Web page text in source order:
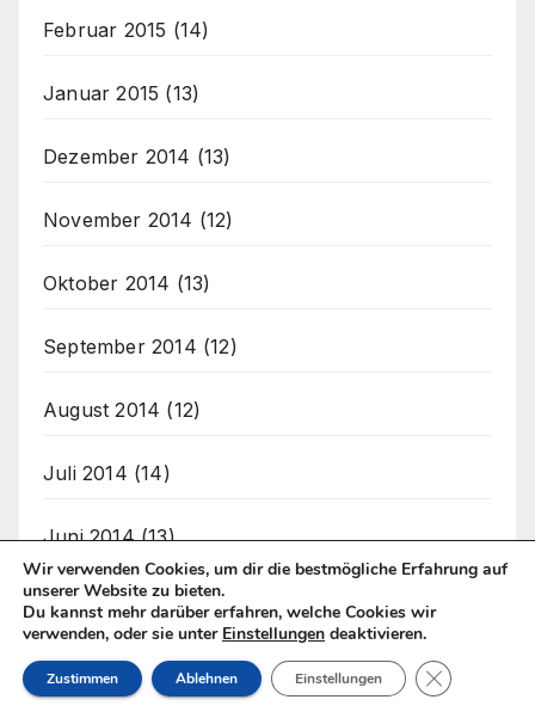
Februar 2015 (14)
Januar 2015 (13)
Dezember 2014 (13)
November 2014 (12)
Oktober 2014 (13)
September 2014 (12)
August 2014 (12)
Juli 2014 (14)
Juni 2014(13)
Mai 2014(14)
April 2014(12)
Wir verwenden Cookies, um dir die bestmögliche Erfahrung auf
unserer Website zu bieten.
Du kannst mehr darüber erfahren, welche Cookies wir
verwenden, oder sie unter Einstellungen deaktivieren.
Zustimmen Ablehnen Einstellungen GDPR